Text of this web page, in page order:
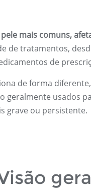
mais comuns,
de tratamentos,
de
de forma
geralmente usados
grave ou persistente.